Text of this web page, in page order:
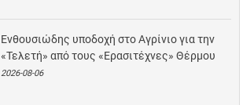
Ενθουσιώδης υποδοχή στο Αγρίνιο για την
«Τελετή» από τους «Ερασιτέχνες» Θέρμου
2026-08-06